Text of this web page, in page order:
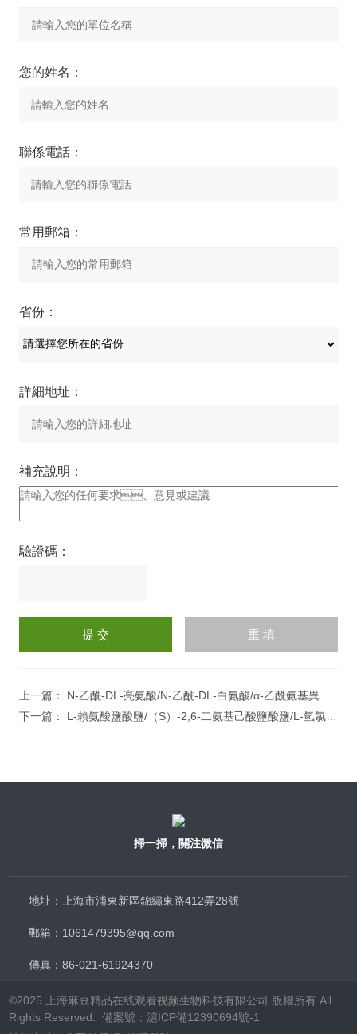
您的姓名：
聯係電話：
常用郵箱：
省份：
詳細地址：
補充說明：
驗證碼：
上一篇： N-乙酰-DL-亮氨酸/N-乙酰-DL-白氨酸/α-乙酰氨基異己酸/α-乙酰胺基異己酸
下一篇： L-賴氨酸鹽酸鹽/（S）-2,6-二氨基己酸鹽酸鹽/L-氫氯賴氨酸/L-Lysine HCL
掃一掃，關注微信
地址：上海市浦東新區錦繡東路412弄28號
郵箱：1061479395@qq.com
傳真：86-021-61924370
©2025 上海麻豆精品在线观看视频生物科技有限公司 版權所有 All
Rights Reserved. 備案號：滬ICP備12390694號-1